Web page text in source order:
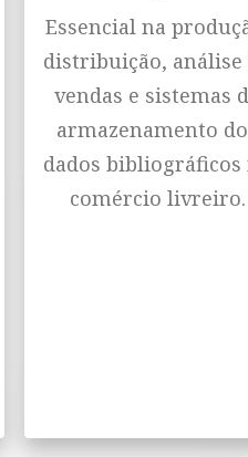
Essencial na
distribuição, análise
vendas e sistemas
armazenamento
dados bibliográficos
comércio livreiro.